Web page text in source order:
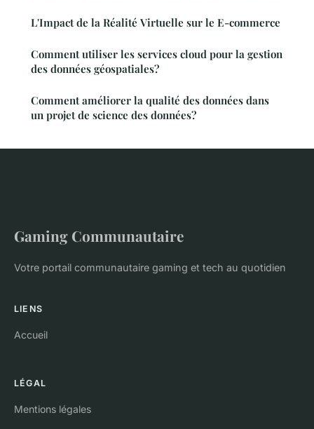
L'Impact de la Réalité Virtuelle sur le E-commerce
Comment utiliser les services cloud pour la gestion
des données géospatiales?
Comment améliorer la qualité des données dans
un projet de science des données?
Gaming Communautaire
Votre portail communautaire gaming et tech au quotidien
LIENS
Accueil
LÉGAL
Mentions légales